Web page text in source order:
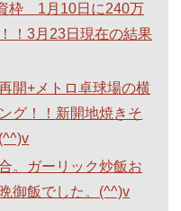
枠 1月10日に240万
！3月23日現在の結果
開+メトロ卓球場の横
グ！！新開地焼きそ
。ガーリック炒飯お
御飯でした。(^^)v